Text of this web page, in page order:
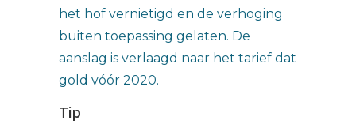
het hof vernietigd en de verhoging
buiten toepassing gelaten. De
aanslag is verlaagd naar het tarief dat
gold vóór 2020.
Tip